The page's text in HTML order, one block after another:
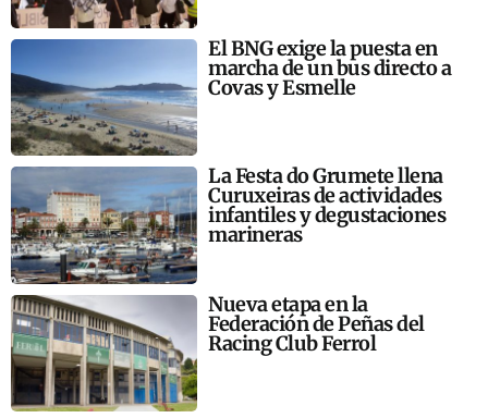
El BNG exige la puesta en
marcha de un bus directo a
Covas y Esmelle
La Festa do Grumete llena
Curuxeiras de actividades
infantiles y degustaciones
marineras
Nueva etapa en la
Federación de Peñas del
Racing Club Ferrol